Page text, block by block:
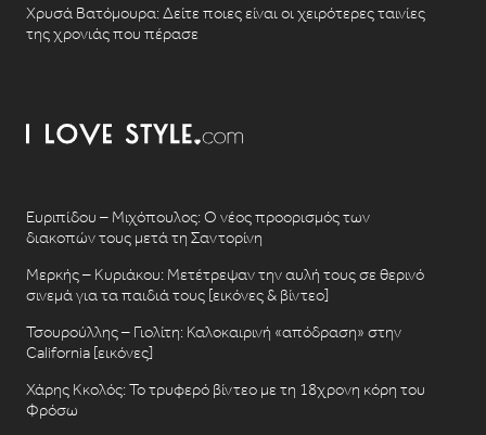
Χρυσά Βατόμουρα: Δείτε ποιες είναι οι χειρότερες ταινίες
της χρονιάς που πέρασε
Ευριπίδου – Μιχόπουλος: Ο νέος προορισμός των
διακοπών τους μετά τη Σαντορίνη
Μερκής – Κυριάκου: Μετέτρεψαν την αυλή τους σε θερινό
σινεμά για τα παιδιά τους [εικόνες & βίντεο]
Τσουρούλλης – Γιολίτη: Καλοκαιρινή «απόδραση» στην
California [εικόνες]
Χάρης Κκολός: Το τρυφερό βίντεο με τη 18χρονη κόρη του
Φρόσω